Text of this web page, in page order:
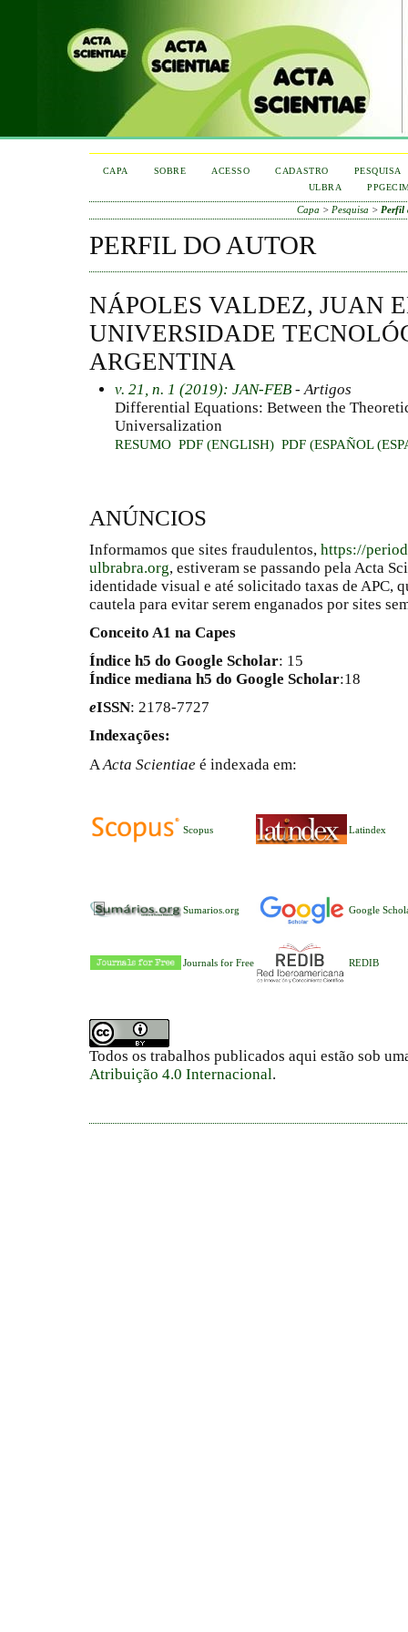
CAPA SOBRE ACESSO CADASTRO
PESQUISA
ULBRA
Capa > Pesquisa > Perfil
PERFIL DO AUTOR
NÁPOLES VALDEZ, JUAN
UNIVERSIDADE
ARGENTINA
v. 21, n. 1 (2019): JAN-FEB - Artigos
Differential Equations: Between the
Universalization
RESUMO PDF (ENGLISH) PDF (ESPAÑOL
ANÚNCIOS
Informamos que sites fraudulentos, https://
ulbrabra.org, estiveram se passando pela Acta
identidade visual e até solicitado taxas de APC,
cautela para evitar serem enganados por sites
Conceito A1 na Capes
Índice h5 do Google Scholar: 15
Índice mediana h5 do Google Scholar:18
eISSN: 2178-7727
Indexações:
A Acta Scientiae é indexada em:
Scopus Latindex
Sumarios.org Google
Journals for Free REDIB
Todos os trabalhos publicados aqui estão sob
Atribuição 4.0 Internacional.